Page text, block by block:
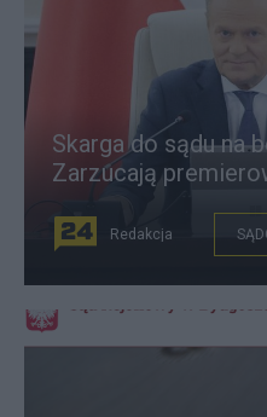
Skarga do sądu na
Zarzucają
Redakcja